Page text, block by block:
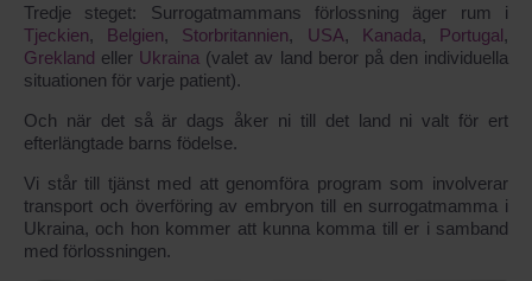
Tredje steget: Surrogatmammans förlossning äger rum i
Tjeckien, Belgien, Storbritannien, USA, Kanada, Portugal,
Grekland eller Ukraina (valet av land beror på den individuella
situationen för varje patient).
Och när det så är dags åker ni till det land ni valt för ert
efterlängtade barns födelse.
Vi står till tjänst med att genomföra program som involverar
transport och överföring av embryon till en surrogatmamma i
Ukraina, och hon kommer att kunna komma till er i samband
med förlossningen.